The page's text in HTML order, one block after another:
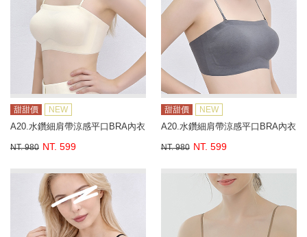
甜甜價 NEW
A20.水鑽細肩帶涼感平口BRA內衣
NT. 980 NT. 599
甜甜價 NEW
A20.水鑽細肩帶涼感平口BRA內衣
NT. 980 NT. 599